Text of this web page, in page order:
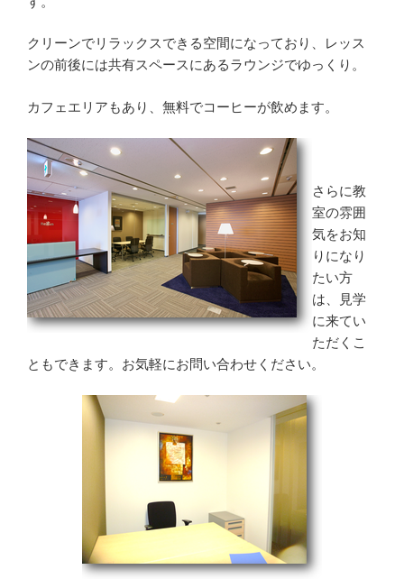
クリーンでリラックスできる空間になっており、レッス
ンの前後には共有スペースにあるラウンジでゆっくり。
カフェエリアもあり、無料でコーヒーが飲めます。
さらに教
室の雰囲
気をお知
りになり
たい方
は、見学
に来てい
ただくこ
ともできます。お気軽にお問い合わせ ください。